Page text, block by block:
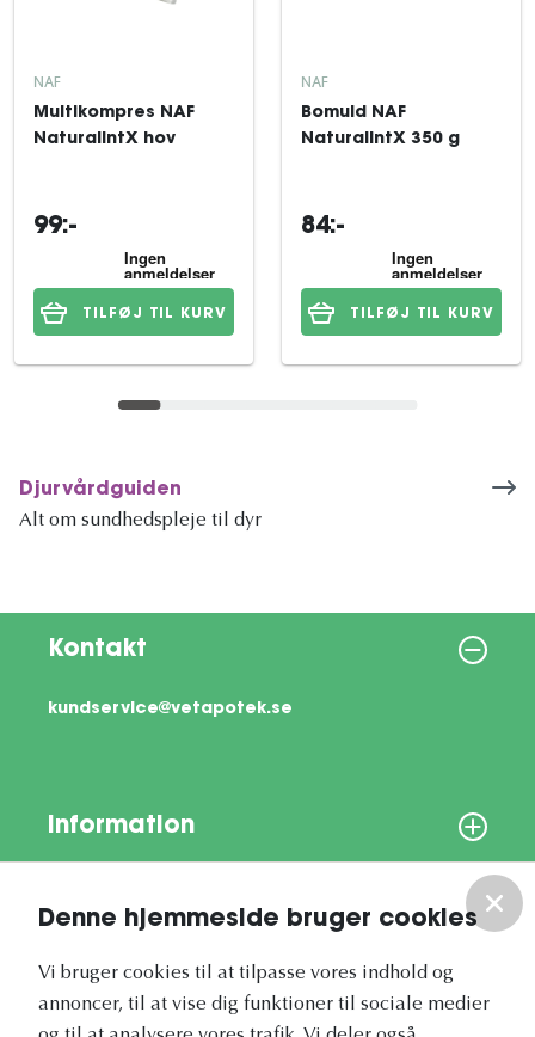
Denne hjemmeside bruger cookies
Vi bruger cookies til at tilpasse vores indhold og
annoncer, til at vise dig funktioner til sociale medier
NAF
Multikompres NAF
NaturalintX hov
99:-
TILFØJ TIL KURV
NAF
Bomuld NAF
NaturalintX 350 g
84:-
TILFØJ TIL KURV
Djurvårdguiden
Alt om sundhedspleje til dyr
Kontakt
kundservice@vetapotek.se
Information
Vores nyhedsbrev